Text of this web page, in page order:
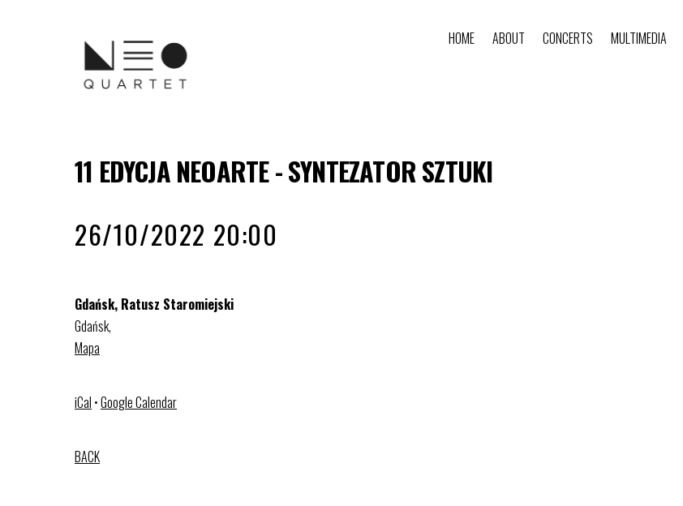
HOME ABOUT CONCERTS MULTIMEDIA
11 EDYCJA NEOARTE - SYNTEZATOR SZTUKI
26/10/2022 20:00
Gdańsk, Ratusz Staromiejski
Gdańsk,
Mapa
iCal •Google Calendar
BACK